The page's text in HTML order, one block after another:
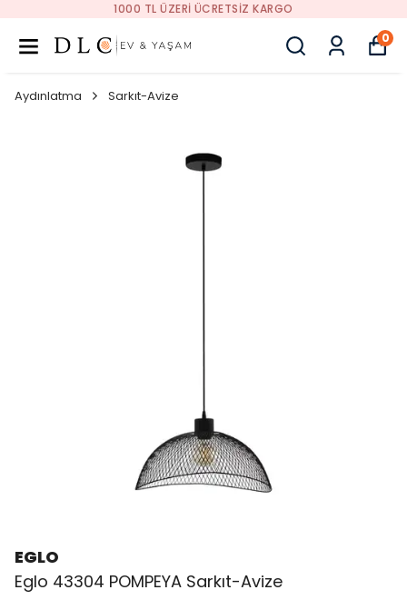
1000 TL ÜZERI ÜCRETSIZ KARGO
0
Aydınlatma Sarkıt-Avize
EGLO
Eglo 43304 POMPEYA Sarkıt-Avize